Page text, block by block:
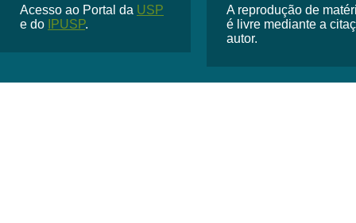
Acesso ao Portal da USP
e do
IPUSP.
A reprodução de
é livre mediante a
autor.